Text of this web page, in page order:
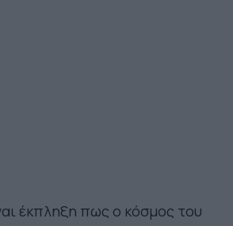
έκπληξη πως ο κόσμος του